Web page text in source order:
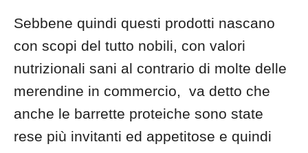
Sebbene quindi questi prodotti nascano
con scopi del tutto nobili, con valori
nutrizionali sani al contrario di molte delle
merendine in commercio, va detto che
anche le barrette proteiche sono state
rese più invitanti ed appetitose e quindi